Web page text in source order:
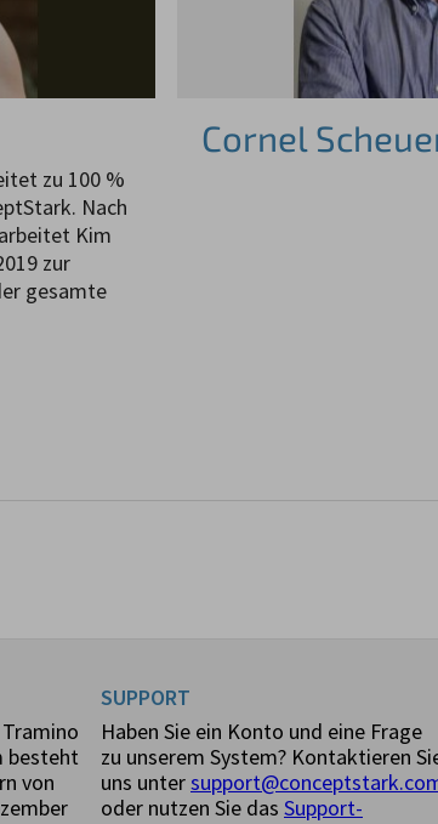
zu 100 %
Nach
Kim
zur
gesamte
Cornel
besteht
von
SUPPORT
Haben Sie ein Konto und eine Frage
zu unserem System? Kontaktieren
uns unter
oder nutzen Sie das Support-